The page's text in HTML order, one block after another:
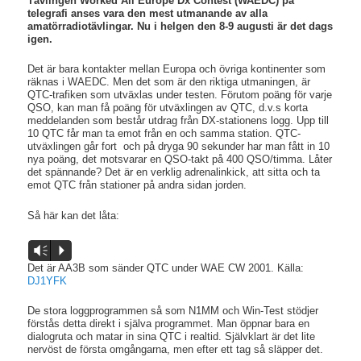
telegrafi anses vara den mest utmanande av alla
amatörradiotävlingar. Nu i helgen den 8-9 augusti är det dags
igen.
Det är bara kontakter mellan Europa och övriga kontinenter som
räknas i WAEDC. Men det som är den riktiga utmaningen, är
QTC-trafiken som utväxlas under testen. Förutom poäng för varje
QSO, kan man få poäng för utväxlingen av QTC, d.v.s korta
meddelanden som består utdrag från DX-stationens logg. Upp till
10 QTC får man ta emot från en och samma station. QTC-
utväxlingen går fort och på dryga 90 sekunder har man fått in 10
nya poäng, det motsvarar en QSO-takt på 400 QSO/timma. Låter
det spännande? Det är en verklig adrenalinkick, att sitta och ta
emot QTC från stationer på andra sidan jorden.
Så här kan det låta:
Audio
Player
Vm P
Det är AA3B som sänder QTC under WAE CW 2001. Källa:
DJ1YFK
De stora loggprogrammen så som N1MM och Win-Test stödjer
förstås detta direkt i själva programmet. Man öppnar bara en
dialogruta och matar in sina QTC i realtid. Självklart är det lite
nervöst de första omgångarna, men efter ett tag så släpper det.